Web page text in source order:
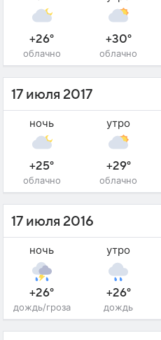
+26°
облачно
+30°
облачно
17 июля 2017
ночь
+25°
облачно
утро
+29°
облачно
17 июля 2016
ночь
+26°
дождь/гроза
утро
+26°
дождь